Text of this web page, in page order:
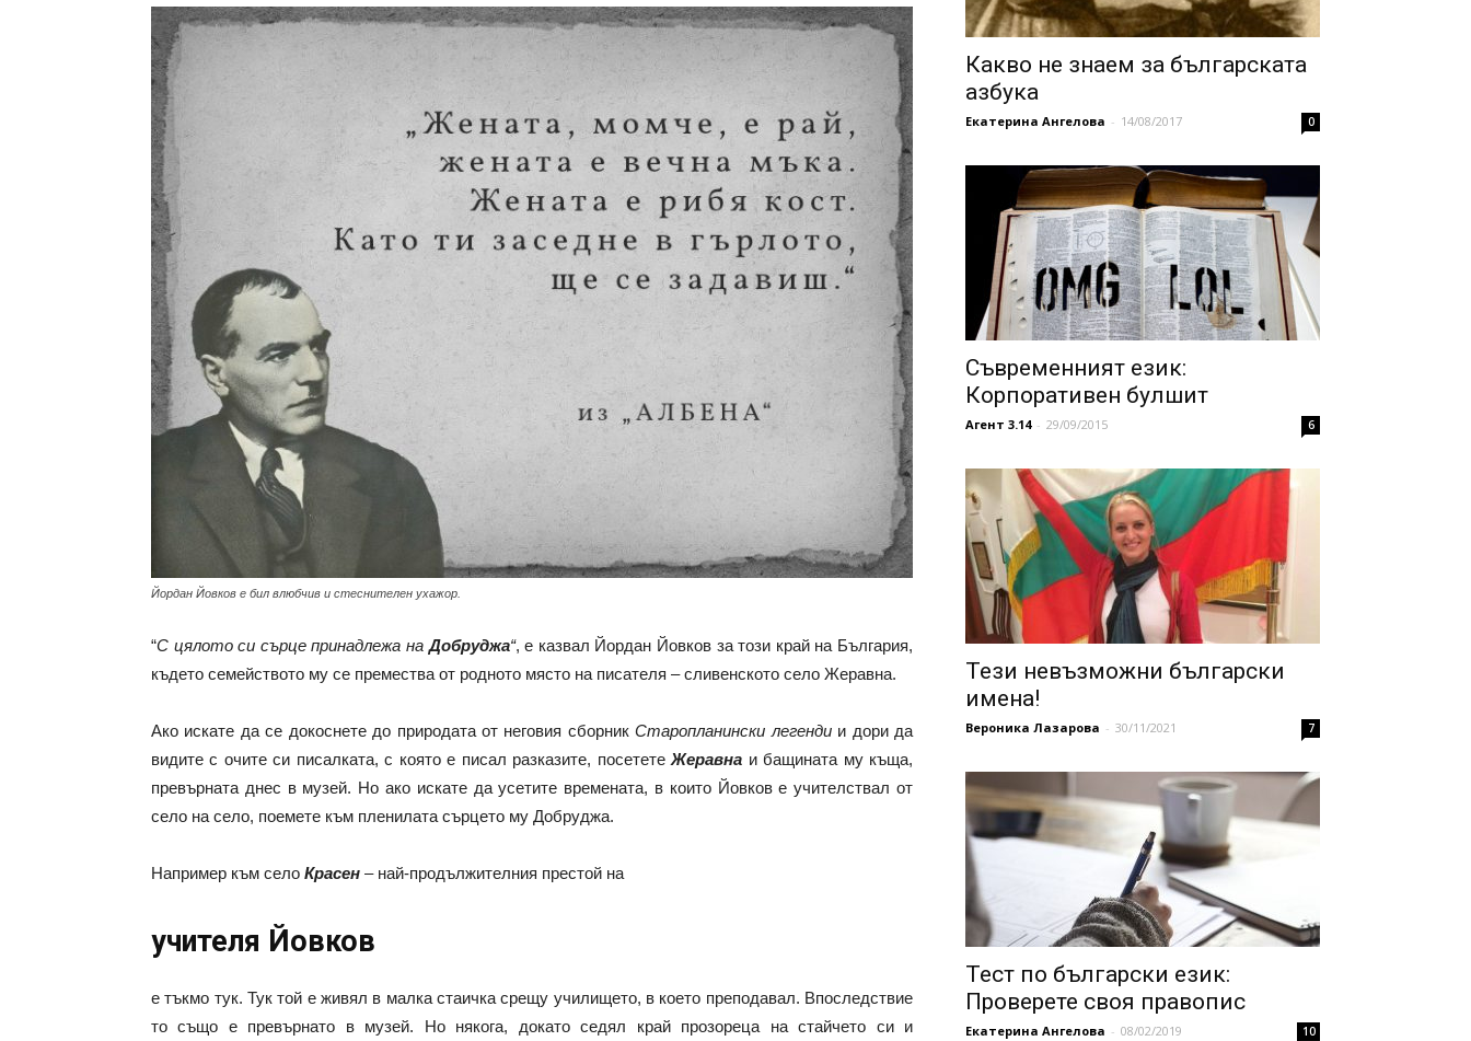
с
вкус
живот
Йордан Йовков е бил влюбчив и стеснителен ухажор.
“С цялото си сърце принадлежа наДобруджа“, е казвал Йордан Йовков за този край на България,
където семейството му се премества от родното място на писателя – сливенското село Жеравна.
Ако искате да се докоснете до природата от неговия сборникСтаропланински легендии дори да
видите с очите си писалката, с която е писал разказите, посететеЖеравна и бащината му къща,
превърната днес в музей. Но ако искате да усетите времената, в които Йовков е учителствал от
село на село, поемете към пленилата сърцето му Добруджа.
Например към село Красен – най-продължителния престой на
учителя Йовков
е тъкмо тук. Тук той е живял в малка стаичка срещу училището, в което преподавал. Впоследствие
то също е превърнато в музей. Но някога, докато седял край прозореца на стайчето си и
Какво не знаем за българската
азбука
Екатерина Ангелова - 14/08/2017 0
Съвременният език:
Корпоративен булшит
Агент 3.14 - 29/09/2015 6
Тези невъзможни български
имена!
Вероника Лазарова - 30/11/2021 7
Тест по български език:
Проверете своя правопис
Екатерина Ангелова - 08/02/2019 10